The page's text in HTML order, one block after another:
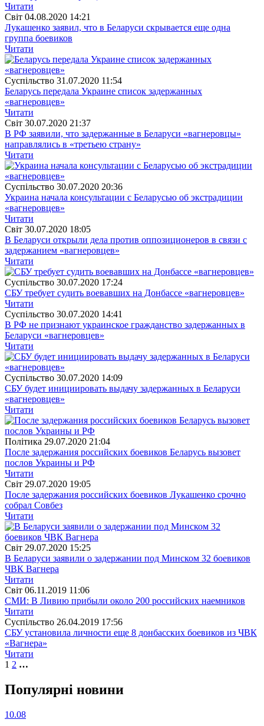
Читати
Свiт 04.08.2020 14:21
Лукашенко заявил, что в Беларуси скрывается еще одна
группа боевиков
Читати
Суспiльство 31.07.2020 11:54
Беларусь передала Украине список задержанных
«вагнеровцев»
Читати
Свiт 30.07.2020 21:37
В РФ заявили, что задержанные в Беларуси «вагнеровцы»
направлялись в «третьею страну»
Читати
Суспiльство 30.07.2020 20:36
Украина начала консультации с Беларусью об экстрадиции
«вагнеровцев»
Читати
Свiт 30.07.2020 18:05
В Беларуси открыли дела против оппозиционеров в связи с
задержанием «вагнеровцев»
Читати
Суспiльство 30.07.2020 17:24
СБУ требует судить воевавших на Донбассе «вагнеровцев»
Читати
Суспiльство 30.07.2020 14:41
В РФ не признают украинское гражданство задержанных в
Беларуси «вагнеровцев»
Читати
Суспiльство 30.07.2020 14:09
СБУ будет инициировать выдачу задержанных в Беларуси
«вагнеровцев»
Читати
Полiтика 29.07.2020 21:04
После задержания российских боевиков Беларусь вызовет
послов Украины и РФ
Читати
Свiт 29.07.2020 19:05
После задержания российских боевиков Лукашенко срочно
собрал Совбез
Читати
Свiт 29.07.2020 15:25
В Беларуси заявили о задержании под Минском 32 боевиков
ЧВК Вагнера
Читати
Свiт 06.11.2019 11:06
СМИ: В Ливию прибыли около 200 российских наемников
Читати
Суспiльство 26.04.2019 17:56
СБУ установила личности еще 8 донбасских боевиков из ЧВК
«Вагнера»
Читати
1 2 …
Популярнi новини
10.08